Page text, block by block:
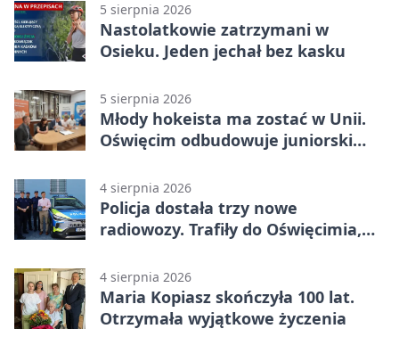
5 sierpnia 2026
Nastolatkowie zatrzymani w
Osieku. Jeden jechał bez kasku
5 sierpnia 2026
Młody hokeista ma zostać w Unii.
Oświęcim odbudowuje juniorski
4 sierpnia 2026
Policja dostała trzy nowe
radiowozy. Trafiły do Oświęcimia,
4 sierpnia 2026
Maria Kopiasz skończyła 100 lat.
Otrzymała wyjątkowe życzenia